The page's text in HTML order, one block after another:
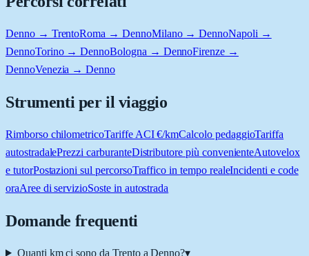
Denno → TrentoRoma → DennoMilano → DennoNapoli →
DennoTorino → DennoBologna → DennoFirenze →
DennoVenezia → Denno
Strumenti per il viaggio
Rimborso chilometricoTariffe ACI €/kmCalcolo pedaggioTariffa
autostradalePrezzi carburanteDistributore più convenienteAutovelox
e tutorPostazioni sul percorsoTraffico in tempo realeIncidenti e code
oraAree di servizioSoste in autostrada
Domande frequenti
Quanti km ci sono da Trento a Denno?▾